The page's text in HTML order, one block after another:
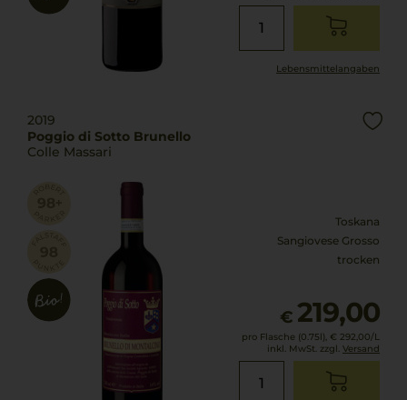
Lebensmittel­angaben
2019
Poggio di Sotto Brunello
Colle Massari
Toskana
Sangiovese Grosso
trocken
€ 219,00
pro Flasche (0.75l), € 292,00/L
inkl. MwSt. zzgl. Versand